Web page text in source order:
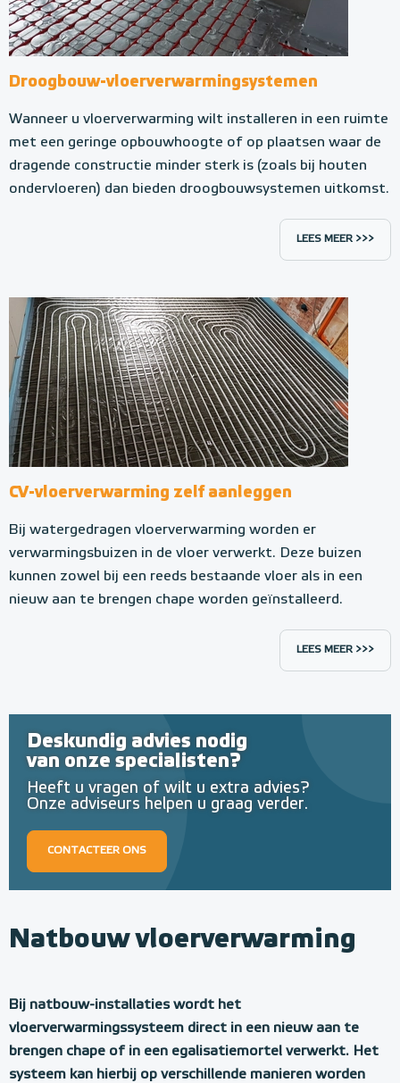
Droogbouw-vloerverwarmingsystemen
Wanneer u vloerverwarming wilt installeren in een ruimte
met een geringe opbouwhoogte of op plaatsen waar de
dragende constructie minder sterk is (zoals bij houten
ondervloeren) dan bieden droogbouwsystemen uitkomst.
LEES MEER >>>
CV-vloerverwarming zelf aanleggen
Bij watergedragen vloerverwarming worden er
verwarmingsbuizen in de vloer verwerkt. Deze buizen
kunnen zowel bij een reeds bestaande vloer als in een
nieuw aan te brengen chape worden geïnstalleerd.
LEES MEER >>>
Deskundig advies nodig
van onze specialisten?
Heeft u vragen of wilt u extra advies?
Onze adviseurs helpen u graag verder.
CONTACTEER ONS
Natbouw vloerverwarming
Bij natbouw-installaties wordt het
vloerverwarmingssysteem direct in een nieuw aan te
brengen chape of in een egalisatiemortel verwerkt. Het
systeem kan hierbij op verschillende manieren worden